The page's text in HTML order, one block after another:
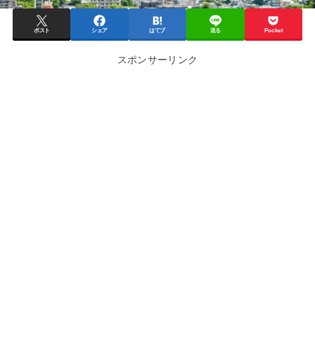
ポスト シェア はてブ 送る Pocket
スポンサーリンク